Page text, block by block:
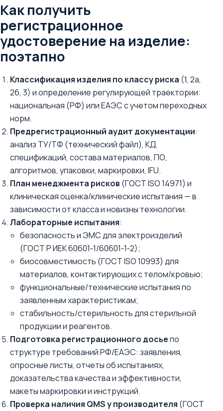
Как получить
регистрационное
удостоверение на изделие:
поэтапно
Классификация изделия по классу риска (1, 2а,
2б, 3) и определение регулирующей траектории:
национальная (РФ) или ЕАЭС c учетом переходных
норм.
Предрегистрационный аудит документации:
анализ ТУ/ТФ (технический файл), КД,
спецификаций, состава материалов, ПО,
алгоритмов, упаковки, маркировки, IFU.
План менеджмента рисков (ГОСТ ISO 14971) и
клиническая оценка/клинические испытания — в
зависимости от класса и новизны технологии.
Лабораторные испытания:
безопасность и ЭМС для электроизделий
(ГОСТ Р ИЕК 60601‑1/60601‑1‑2);
биосовместимость (ГОСТ ISO 10993) для
материалов, контактирующих с телом/кровью;
функциональные/технические испытания по
заявленным характеристикам;
стабильность/стерильность для стерильной
продукции и реагентов.
Подготовка регистрационного досьепо
структуре требований РФ/ЕАЭС: заявления,
опросные листы, отчеты об испытаниях,
доказательства качества и эффективности,
макеты маркировки и инструкций.
Проверка наличия QMS у производителя (ГОСТ